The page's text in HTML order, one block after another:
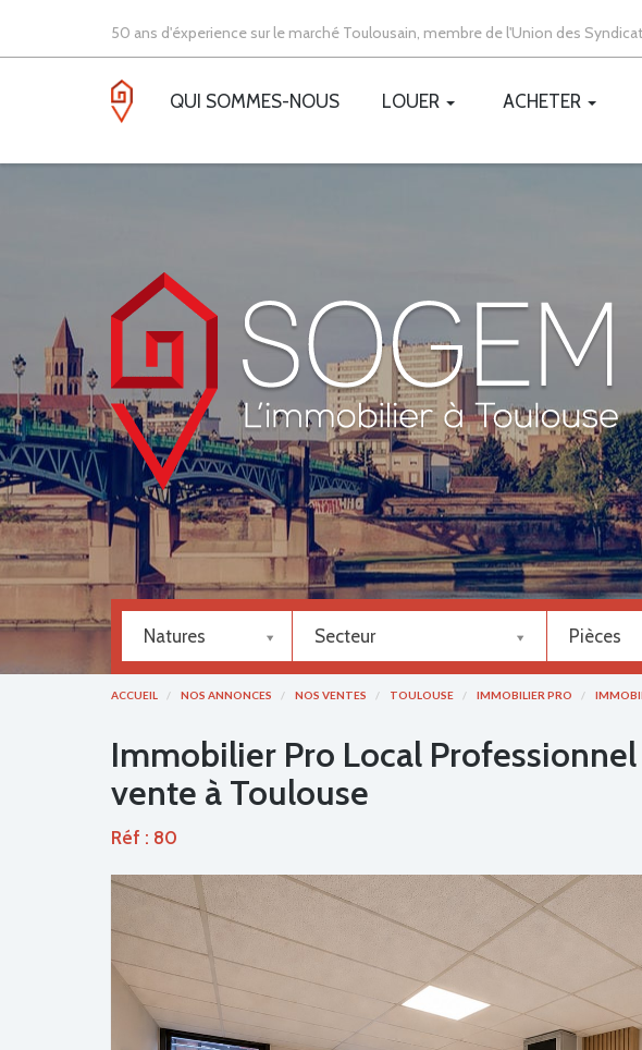
50 ans d'éxperience sur le marché Toulousain, membre de l'Union des
QUI SOMMES-NOUS LOUER ACHETER
Natures Secteur Pièces
ACCUEIL NOS ANNONCES NOS VENTES TOULOUSE IMMOBILIER PRO
Immobilier Pro Local Professionnel
vente à Toulouse
Réf : 80
Previous